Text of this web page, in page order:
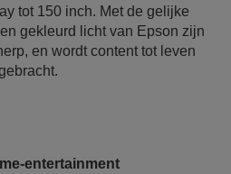
tot 150 inch. Met de gelijke
gekleurd licht van Epson zijn
en wordt content tot leven
entertainment